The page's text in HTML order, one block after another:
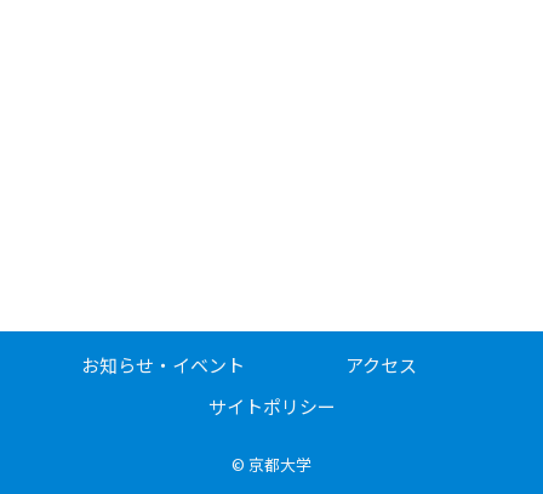
© 京都大学
お知らせ・イベント
アクセス
サイトポリシー